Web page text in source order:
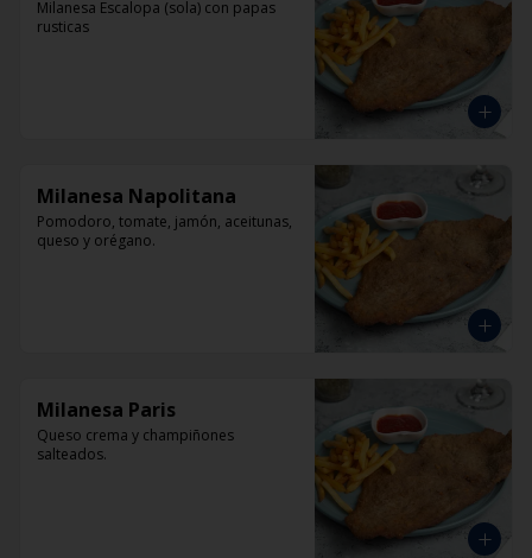
Milanesa Escalopa (sola) con papas
rusticas
Milanesa Napolitana
Pomodoro, tomate, jamón, aceitunas,
queso y orégano.
Milanesa Paris
Queso crema y champiñones
salteados.